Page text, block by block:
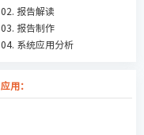
02. 报告解读
03. 报告制作
04. 系统应用分析
应用：